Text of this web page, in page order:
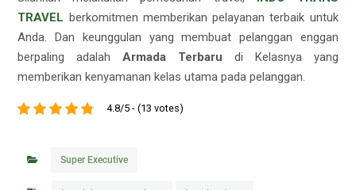
TRAVEL berkomitmen memberikan pelayanan terbaik untuk
Anda. Dan keunggulan yang membuat pelanggan enggan
berpaling adalahArmada Terbaru di Kelasnya yang
memberikan kenyamanan kelas utama pada pelanggan.
4.8/5 - (13 votes)
Super Executive